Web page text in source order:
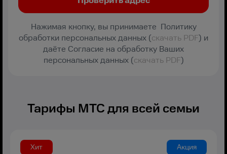
Нажимая кнопку, вы принимаете Политику
обработки персональных данных (скачать PDF) и
даёте Согласие на обработку Ваших
персональных данных (скачать PDF)
Тарифы МТС для всей семьи
Хит Акция